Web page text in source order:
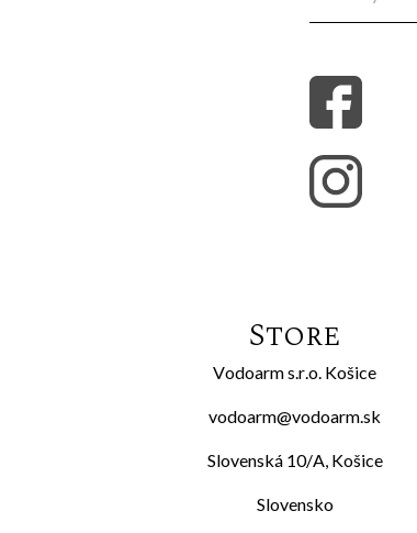
Store
Vodoarm s.r.o. Košice
vodoarm@vodoarm.sk
Slovenská 10/A, Košice
Slovensko